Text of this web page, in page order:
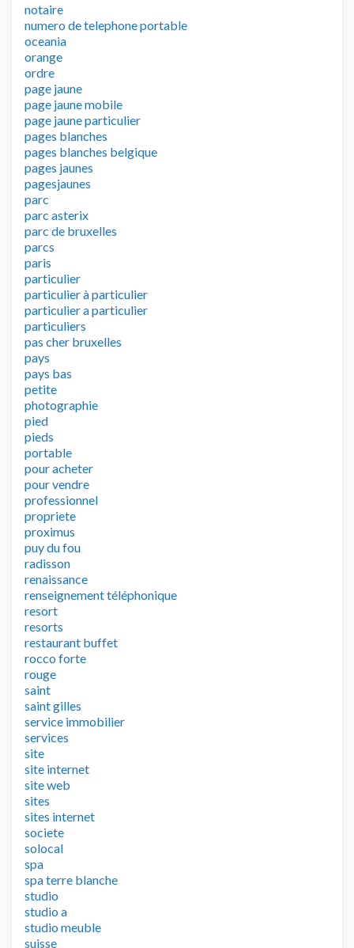
notaire
numero de telephone portable
oceania
orange
ordre
page jaune
page jaune mobile
page jaune particulier
pages blanches
pages blanches belgique
pages jaunes
pagesjaunes
parc
parc asterix
parc de bruxelles
parcs
paris
particulier
particulier à particulier
particulier a particulier
particuliers
pas cher bruxelles
pays
pays bas
petite
photographie
pied
pieds
portable
pour acheter
pour vendre
professionnel
propriete
proximus
puy du fou
radisson
renaissance
renseignement téléphonique
resort
resorts
restaurant buffet
rocco forte
rouge
saint
saint gilles
service immobilier
services
site
site internet
site web
sites
sites internet
societe
solocal
spa
spa terre blanche
studio
studio a
studio meuble
suisse